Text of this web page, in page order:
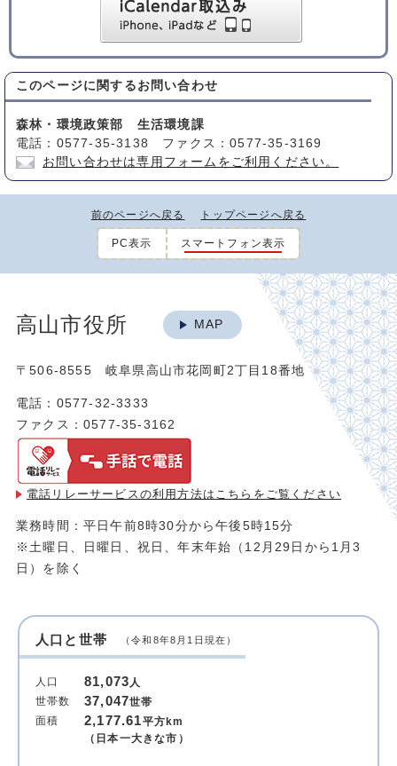
このページに関する お問い合わせ
森林・環境政策部 生活環境課
電話：0577-35-3138 ファクス：0577-35-3169
お問い合わせは専用フォームをご利用ください。
前のページへ戻る トップページへ戻る
PC表示 スマートフォン表示
高山市役所 MAP
〒506-8555 岐阜県高山市花岡町2丁目18番地
電話：0577-32-3333
ファクス：0577-35-3162
電話リレーサービスの利用方法は こちらをご覧ください
業務時間：平日午前8時30分から午後5時15分
※土曜日、日曜日、祝日、年末年始（12月29日から1月3
日）を除く
人口と世帯 （令和8年8月1日現在）
人口 81,073人
世帯数
37,047世帯
面積
2,177.61平方km
（日本一大きな市）